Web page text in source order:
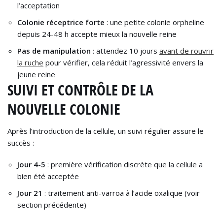
l’acceptation
Colonie réceptrice forte : une petite colonie orpheline
depuis 24-48 h accepte mieux la nouvelle reine
Pas de manipulation : attendez 10 jours avant de rouvrir
la ruche pour vérifier, cela réduit l’agressivité envers la
jeune reine
SUIVI ET CONTRÔLE DE LA
NOUVELLE COLONIE
Après l’introduction de la cellule, un suivi régulier assure le
succès :
Jour 4-5 : première vérification discrète que la cellule a
bien été acceptée
Jour 21 : traitement anti-varroa à l’acide oxalique (voir
section précédente)